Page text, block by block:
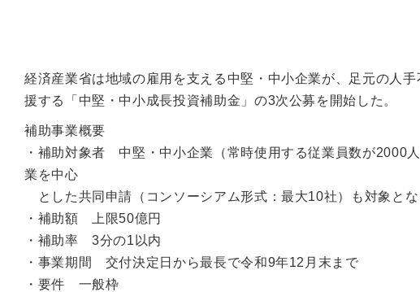
経済産業省は地域の雇用を支える中堅・中小企業が、足元の人
援する「中堅・中小成長投資補助金」の3次公募を開始した。
補助事業概要
・補助対象者 中堅・中小企業（常時使用する従業員数が2000
業を中心
とした共同申請（コンソーシアム形式：最大10社）も対象とな
・補助額 上限50億円
・補助率 3分の1以内
・事業期間 交付決定日から最長で令和9年12月末まで
・要件 一般枠